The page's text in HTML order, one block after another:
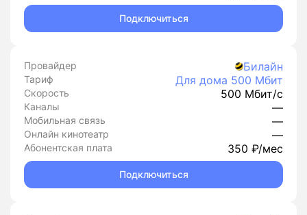
Подключиться
Провайдер Билайн
Тариф Для дома 500 Мбит
Скорость 500 Мбит/с
Каналы —
Мобильная связь —
Онлайн кинотеатр —
Абонентская плата 350 ₽/мес
Подключиться